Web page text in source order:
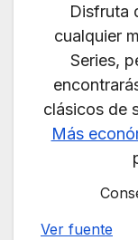
Disfruta
cualquier
Series,
clásicos de
Más
Ver fuente